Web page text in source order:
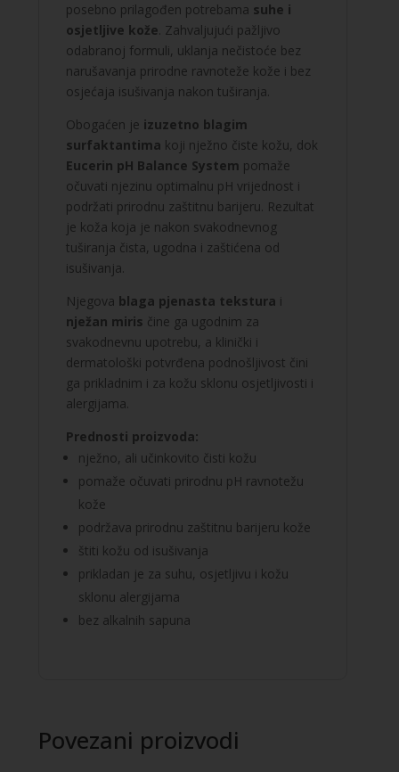
posebno prilagođen potrebama suhe i
osjetljive kože. Zahvaljujući pažljivo
odabranoj formuli, uklanja nečistoće bez
narušavanja prirodne ravnoteže kože i bez
osjećaja isušivanja nakon tuširanja.
Obogaćen je izuzetno blagim
surfaktantima koji nježno čiste kožu, dok
Eucerin pH Balance System pomaže
očuvati njezinu optimalnu pH vrijednost i
podržati prirodnu zaštitnu barijeru. Rezultat
je koža koja je nakon svakodnevnog
tuširanja čista, ugodna i zaštićena od
isušivanja.
Njegova blaga pjenasta tekstura i
nježan miris čine ga ugodnim za
svakodnevnu upotrebu, a klinički i
dermatološki potvrđena podnošljivost čini
ga prikladnim i za kožu sklonu osjetljivosti i
alergijama.
Prednosti proizvoda:
nježno, ali učinkovito čisti kožu
pomaže očuvati prirodnu pH ravnotežu
kože
podržava prirodnu zaštitnu barijeru kože
štiti kožu od isušivanja
prikladan je za suhu, osjetljivu i kožu
sklonu alergijama
bez alkalnih sapuna
Povezani proizvodi